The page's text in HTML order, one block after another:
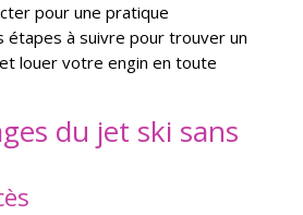
pour une pratique
étapes à suivre pour trouver un
louer votre engin en toute
du jet ski sans